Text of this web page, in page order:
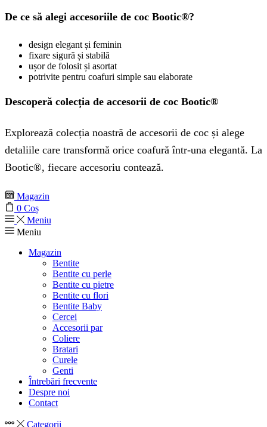
De ce să alegi accesoriile de coc Bootic®?
design elegant și feminin
fixare sigură și stabilă
ușor de folosit și asortat
potrivite pentru coafuri simple sau elaborate
Descoperă colecția de accesorii de coc Bootic®
Explorează colecția noastră de accesorii de coc și alege
detaliile care transformă orice coafură într-una elegantă. La
Bootic®, fiecare accesoriu contează.
Magazin
0 Coș
Meniu
Meniu
Magazin
Bentite
Bentite cu perle
Bentite cu pietre
Bentite cu flori
Bentite Baby
Cercei
Accesorii par
Coliere
Bratari
Curele
Genti
Întrebări frecvente
Despre noi
Contact
Categorii